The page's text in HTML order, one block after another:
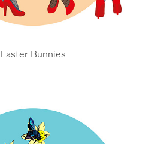
Easter Bunnies